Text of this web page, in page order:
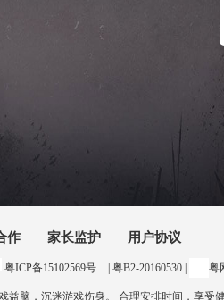
作 家长监护 用户协议
粤ICP备15102569号 | 粤B2-20160530 | 粤
脑，沉迷游戏伤身。 合理安排时间，享受